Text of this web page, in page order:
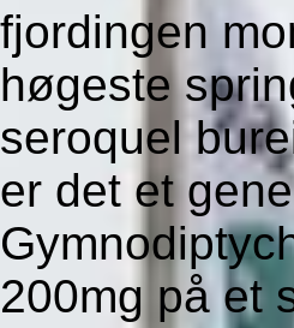
fjordingen
høgeste
seroquel
er det et
200mg på et